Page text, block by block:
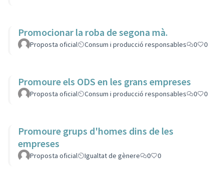
Promocionar la roba de segona mà.
Proposta oficial Consum i producció responsables 0 0
Promoure els ODS en les grans empreses
Proposta oficial Consum i producció responsables 0 0
Promoure grups d'homes dins de les
empreses
Proposta oficial Igualtat de gènere 0 0